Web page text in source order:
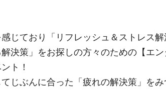
じており「リフレッシュ＆ストレス
決策」をお探しの方々のための【エ
ト！
じぶんに合った「疲れの解決策」をみ